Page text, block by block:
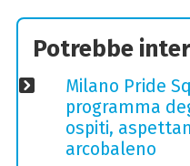
Potrebbe
Milano Pride
programma
ospiti,
arcobaleno